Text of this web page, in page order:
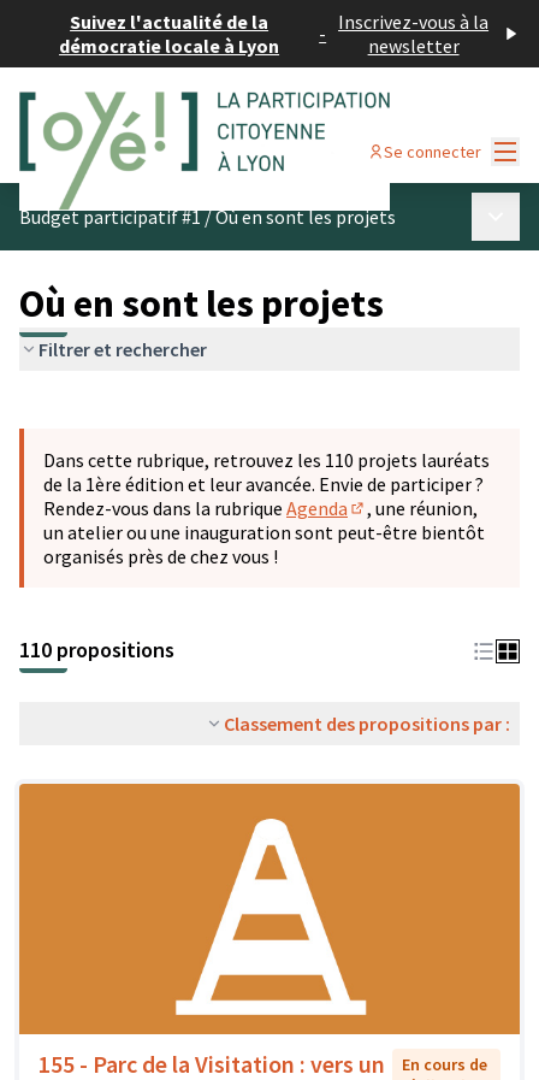
Suivez l'actualité de la
démocratie locale à Lyon
- Inscrivez-vous à la
newsletter
Se connecter
Budget participatif #1/Où en sont les projets
Où en sont les projets
Filtrer et rechercher
−
Dans cette rubrique, retrouvez les 110 projets lauréats
de la 1ère édition et leur avancée. Envie de participer ?
Rendez-vous dans la rubrique Agenda
(S'ouvre dans un
, une réunion,
un atelier ou une inauguration sont peut-être bientôt
organisés près de chez vous !
110 propositions
Classement des propositions par :
155 - Parc de la Visitation : vers un
En cours de